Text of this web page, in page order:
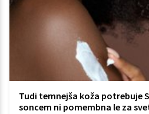
Tudi temnejša koža potrebuje
soncem ni pomembna le za